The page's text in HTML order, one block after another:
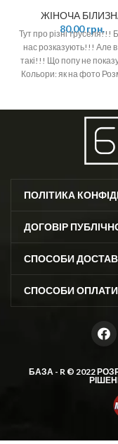
ЖІНОЧА
80,00грн.
Тут про різні труселя!!!
нас розказують!!! Але в
такі!!! Що попу не
Кольори: як на фото
ПОЛІТИКА
ДОГОВІР
СПОСОБИ
СПОСОБИ ОПЛАТИ
БАЗА - R © 2022